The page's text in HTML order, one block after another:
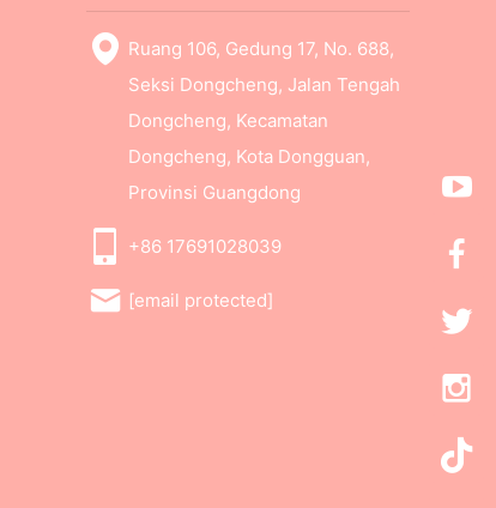
Ruang 106, Gedung 17, No. 688,
Seksi Dongcheng, Jalan Tengah
Dongcheng, Kecamatan
Dongcheng, Kota Dongguan,
Provinsi Guangdong
+86 17691028039
[email protected]